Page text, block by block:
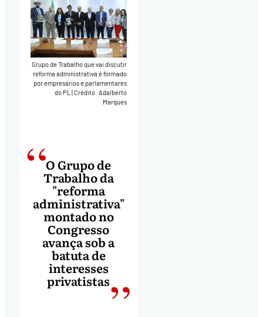
Grupo de Trabalho que vai discutir
reforma administrativa é formado
por empresários e parlamentares
do PL |Crédito: Adalberto
Marques
O Grupo de
Trabalho da
"reforma
administrativa"
montado no
Congresso
avança sob a
batuta de
interesses
privatistas